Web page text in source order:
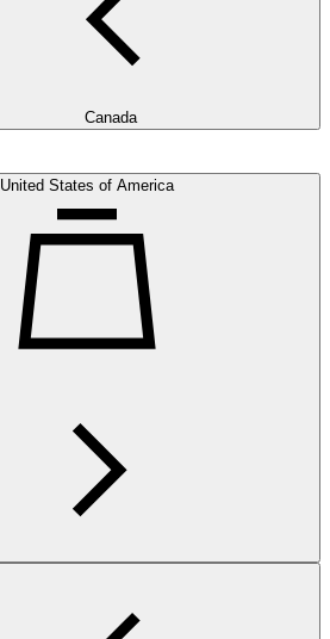
Canada
United States of America